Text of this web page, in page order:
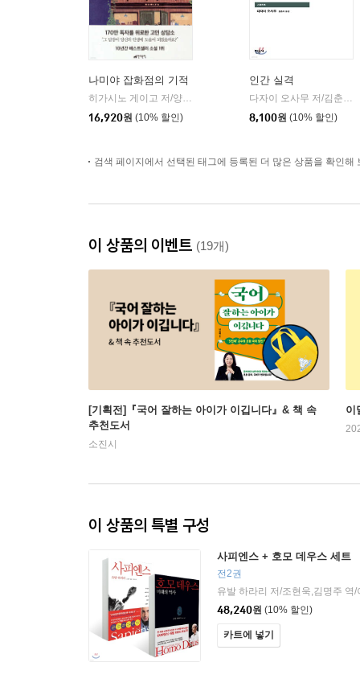
나미야 잡화점의 기적
히가시노 게이고 저/양윤옥 역
현대문학
16,920원 (10% 할인)
인간 실격
다자이 오사무 저/김춘미 역
8,100원 (10% 할인)
검색 페이지에서 선택된 태그에 등록된 더 많은 상품을 확인해
이 상품의 이벤트 (19개)
[기획전]『국어 잘하는 아이가 이깁니다』& 책 속
추천도서
소진시
이
이 상품의 특별 구성
사피엔스 + 호모 데우스 세트
전2권
유발 하라리 저/조현욱,김명주 역/
48,240원 (10% 할인)
카트에 넣기